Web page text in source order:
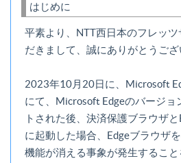
はじめに
平素より、NTT西日本のフレッ
だきまして、誠にありがとうござ
2023年10月20日に、Microsoft
にて、Microsoft Edgeのバージョ
トされた後、決済保護ブラウザ
に起動した場合、Edgeブラウザ
機能が消える事象が発生するこ